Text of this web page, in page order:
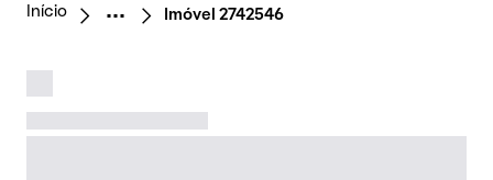
Início Imóvel 2742546